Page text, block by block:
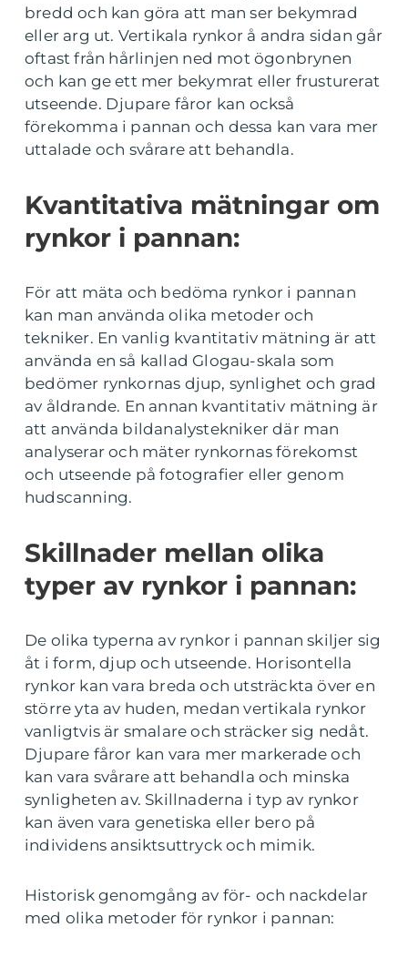
bredd och kan göra att man ser bekymrad
eller arg ut. Vertikala rynkor å andra sidan går
oftast från hårlinjen ned mot ögonbrynen
och kan ge ett mer bekymrat eller frusturerat
utseende. Djupare fåror kan också
förekomma i pannan och dessa kan vara mer
uttalade och svårare att behandla.
Kvantitativa mätningar om
rynkor i pannan:
För att mäta och bedöma rynkor i pannan
kan man använda olika metoder och
tekniker. En vanlig kvantitativ mätning är att
använda en så kallad Glogau-skala som
bedömer rynkornas djup, synlighet och grad
av åldrande. En annan kvantitativ mätning är
att använda bildanalystekniker där man
analyserar och mäter rynkornas förekomst
och utseende på fotografier eller genom
hudscanning.
Skillnader mellan olika
typer av rynkor i pannan:
De olika typerna av rynkor i pannan skiljer sig
åt i form, djup och utseende. Horisontella
rynkor kan vara breda och utsträckta över en
större yta av huden, medan vertikala rynkor
vanligtvis är smalare och sträcker sig nedåt.
Djupare fåror kan vara mer markerade och
kan vara svårare att behandla och minska
synligheten av. Skillnaderna i typ av rynkor
kan även vara genetiska eller bero på
individens ansiktsuttryck och mimik.
Historisk genomgång av för- och nackdelar
med olika metoder för rynkor i pannan: